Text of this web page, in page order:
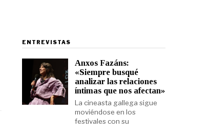
ENTREVISTAS
Anxos Fazáns:
«Siempre busqué
analizar las relaciones
íntimas que nos afectan»
La cineasta gallega sigue
moviéndose en los
festivales con su